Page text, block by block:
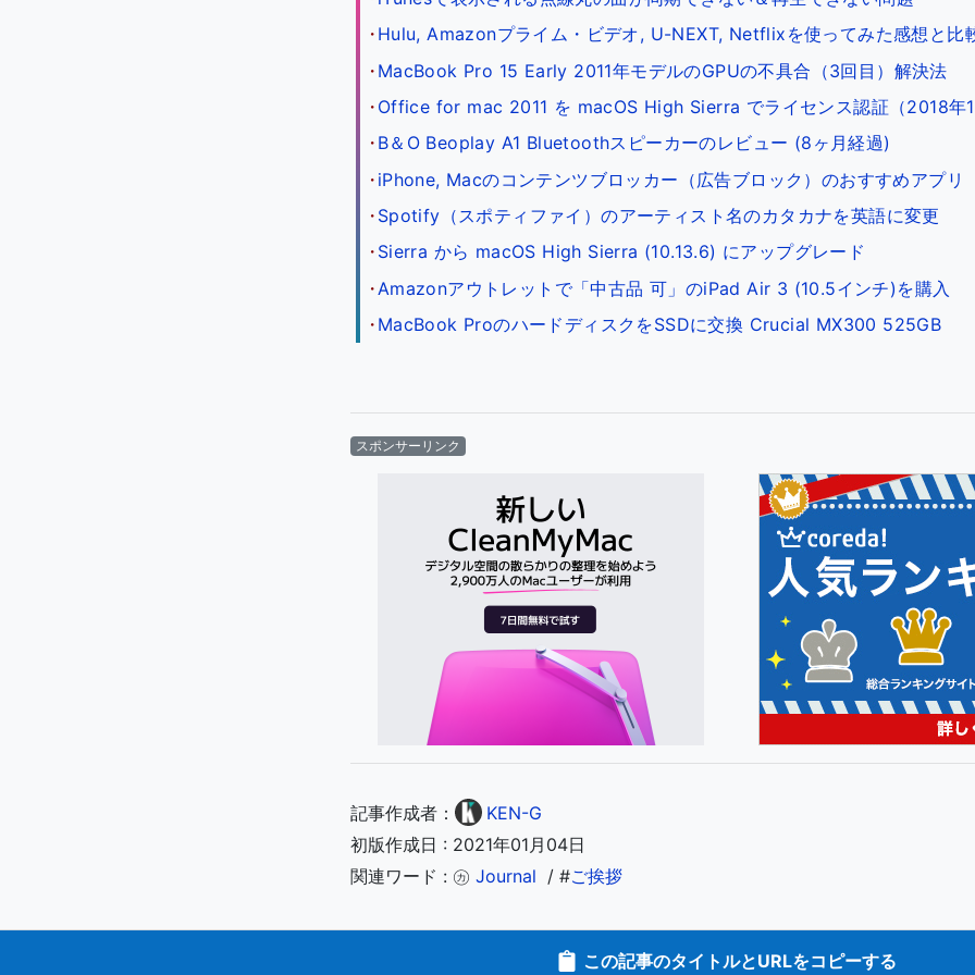
Hulu, Amazonプライム・ビデオ, U-NEXT, Netflixを使ってみた感想と比
MacBook Pro 15 Early 2011年モデルのGPUの不具合（3回目）解決法
Office for mac 2011 を macOS High Sierra でライセンス認証（2018年
B＆O Beoplay A1 Bluetoothスピーカーのレビュー (8ヶ月経過)
iPhone, Macのコンテンツブロッカー（広告ブロック）のおすすめアプリ
Spotify（スポティファイ）のアーティスト名のカタカナを英語に変更
Sierra から macOS High Sierra (10.13.6) にアップグレード
Amazonアウトレットで「中古品 可」のiPad Air 3 (10.5インチ)を購入
MacBook ProのハードディスクをSSDに交換 Crucial MX300 525GB
スポンサーリンク
記事作成者：
KEN-G
初版作成日 : 2021年01月04日
関連ワード : ㋕ Journal / #ご挨拶
この記事のタイトルとURLをコピーする